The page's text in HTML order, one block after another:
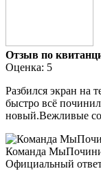
Отзыв по
Оценка: 5
Разбился экран на
быстро всё
новый.Вежливые
Команда
Официальный